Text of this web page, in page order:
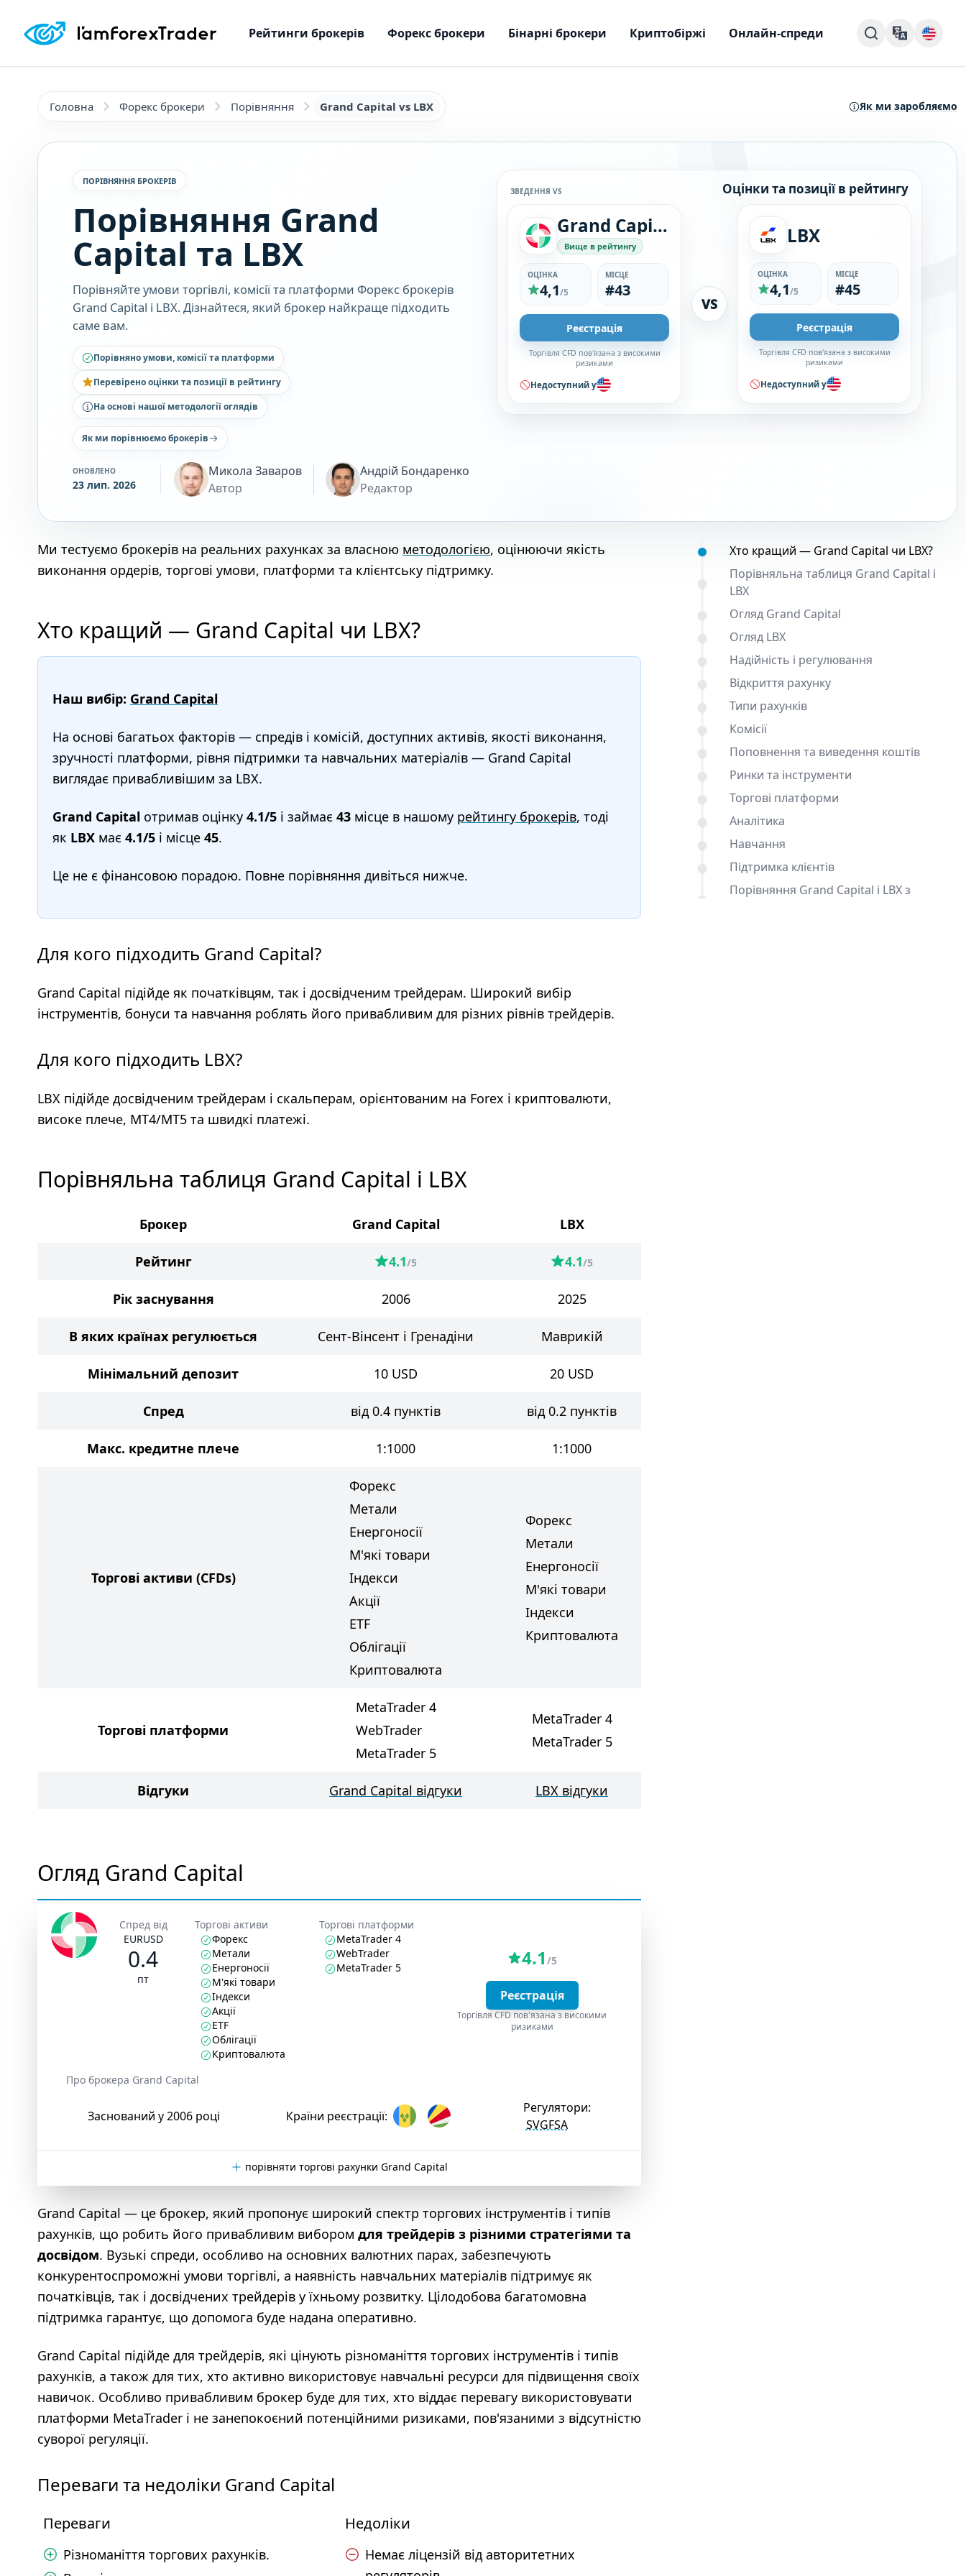
Рейтинги брокерів Форекс брокери Бінарні брокери Криптобіржі Онлайн-спреди
Головна Форекс брокери Порівняння Grand Capital vs LBX Як ми заробляємо
ПОРІВНЯННЯ БРОКЕРІВ
Порівняння Grand
Capital та LBX
Порівняйте умови торгівлі, комісії та платформи Форекс брокерів
Grand Capital і LBX. Дізнайтеся, який брокер найкраще підходить
саме вам.
ЗВЕДЕННЯ VS Оцінки та позиції в рейтингу
Grand Capital
Вище в рейтингу
ОЦІНКА
4,1/5
МІСЦЕ
#43
Реєстрація
Торгівля CFD пов'язана з високими
ризиками
Недоступний у
VS
LBX
ОЦІНКА
4,1/5
МІСЦЕ
#45
Реєстрація
Торгівля CFD пов'язана з високими
ризиками
Недоступний у
Порівняно умови, комісії та платформи
Перевірено оцінки та позиції в рейтингу
На основі нашої методології оглядів
Як ми порівнюємо брокерів
ОНОВЛЕНО
23 лип. 2026
Микола Заваров
Автор
Андрій Бондаренко
Редактор
Хто кращий — Grand Capital чи LBX?
Порівняльна таблиця Grand Capital і
LBX
Огляд Grand Capital
Огляд LBX
Надійність і регулювання
Відкриття рахунку
Типи рахунків
Комісії
Поповнення та виведення коштів
Ринки та інструменти
Торгові платформи
Аналітика
Навчання
Підтримка клієнтів
Порівняння Grand Capital і LBX з
Ми тестуємо брокерів на реальних рахунках за власною методологією, оцінюючи якість
виконання ордерів, торгові умови, платформи та клієнтську підтримку.
Хто кращий — Grand Capital чи LBX?
Наш вибір: Grand Capital
На основі багатьох факторів — спредів і комісій, доступних активів, якості виконання,
зручності платформи, рівня підтримки та навчальних матеріалів — Grand Capital
виглядає привабливішим за LBX.
Grand Capital отримав оцінку 4.1/5 і займає 43 місце в нашому рейтингу брокерів, тоді
як LBX має 4.1/5 і місце 45.
Це не є фінансовою порадою. Повне порівняння дивіться нижче.
Для кого підходить Grand Capital?
Grand Capital підійде як початківцям, так і досвідченим трейдерам. Широкий вибір
інструментів, бонуси та навчання роблять його привабливим для різних рівнів трейдерів.
Для кого підходить LBX?
LBX підійде досвідченим трейдерам і скальперам, орієнтованим на Forex і криптовалюти,
високе плече, MT4/MT5 та швидкі платежі.
Порівняльна таблиця Grand Capital і LBX
Брокер Grand Capital LBX
Рейтинг 4.1/5 4.1/5
Рік заснування 2006 2025
В яких країнах регулюється Сент-Вінсент і Гренадіни Маврикій
Мінімальний депозит 10 USD 20 USD
Спред від 0.4 пунктів від 0.2 пунктів
Макс. кредитне плече 1:1000 1:1000
Торгові активи (CFDs)
Форекс
Метали
Енергоносії
М'які товари
Індекси
Акції
ETF
Облігації
Криптовалюта
Форекс
Метали
Енергоносії
М'які товари
Індекси
Криптовалюта
Торгові платформи
MetaTrader 4
WebTrader
MetaTrader 5
MetaTrader 4
MetaTrader 5
Відгуки Grand Capital відгуки LBX відгуки
Огляд Grand Capital
Спред від
EURUSD
0.4
пт
Торгові активи
Форекс
Метали
Енергоносії
М'які товари
Індекси
Акції
ETF
Облігації
Криптовалюта
Торгові платформи
MetaTrader 4
WebTrader
MetaTrader 5
4.1 /5
Реєстрація
Торгівля CFD пов'язана з високими
ризиками
Про брокера Grand Capital
Заснований у 2006 році Країни реєстрації:
Регулятори:
SVGFSA
порівняти торгові рахунки Grand Capital
Grand Capital — це брокер, який пропонує широкий спектр торгових інструментів і типів
рахунків, що робить його привабливим вибором для трейдерів з різними стратегіями та
досвідом. Вузькі спреди, особливо на основних валютних парах, забезпечують
конкурентоспроможні умови торгівлі, а наявність навчальних матеріалів підтримує як
початківців, так і досвідчених трейдерів у їхньому розвитку. Цілодобова багатомовна
підтримка гарантує, що допомога буде надана оперативно.
Grand Capital підійде для трейдерів, які цінують різноманіття торгових інструментів і типів
рахунків, а також для тих, хто активно використовує навчальні ресурси для підвищення своїх
навичок. Особливо привабливим брокер буде для тих, хто віддає перевагу використовувати
платформи MetaTrader і не занепокоєний потенційними ризиками, пов'язаними з відсутністю
суворої регуляції.
Переваги та недоліки Grand Capital
Переваги
Різноманіття торгових рахунків.
Недоліки
Немає ліцензій від авторитетних